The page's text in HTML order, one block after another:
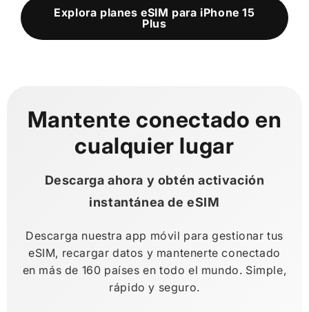
Explora planes eSIM para iPhone 15
Plus
Mantente conectado en
cualquier lugar
Descarga ahora y obtén activación
instantánea de eSIM
Descarga nuestra app móvil para gestionar tus
eSIM, recargar datos y mantenerte conectado
en más de 160 países en todo el mundo. Simple,
rápido y seguro.